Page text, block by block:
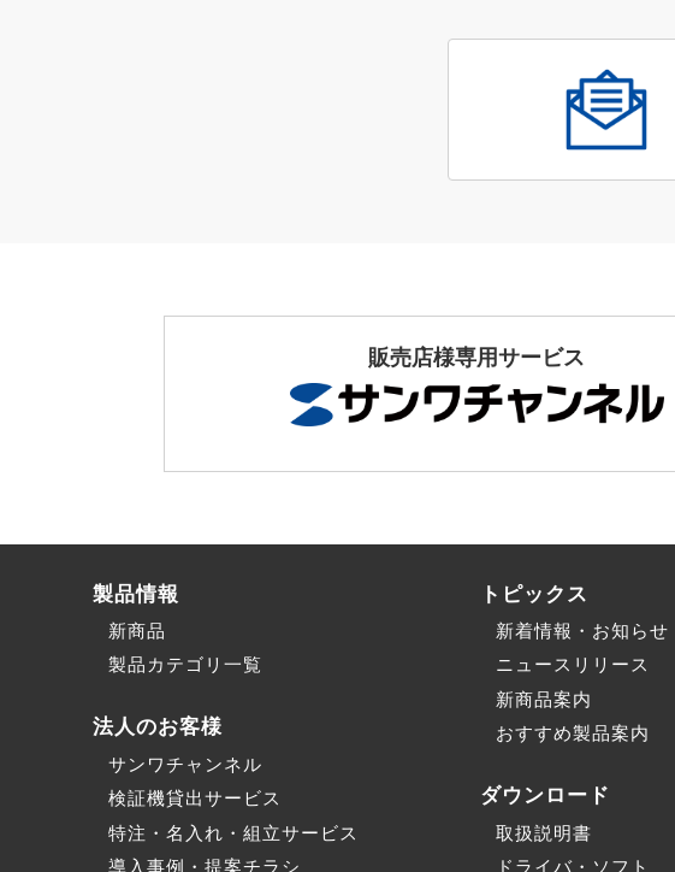
販売店様専用サービス
製品情報
新商品
製品カテゴリ一覧
法人のお客様
サンワチャンネル
検証機貸出サービス
特注・名入れ・組立サービス
導入事例・提案チラシ
トピックス
新着情報・お知らせ
ニュースリリース
新商品案内
おすすめ製品案内
ダウンロード
取扱説明書
ドライバ・ソフト